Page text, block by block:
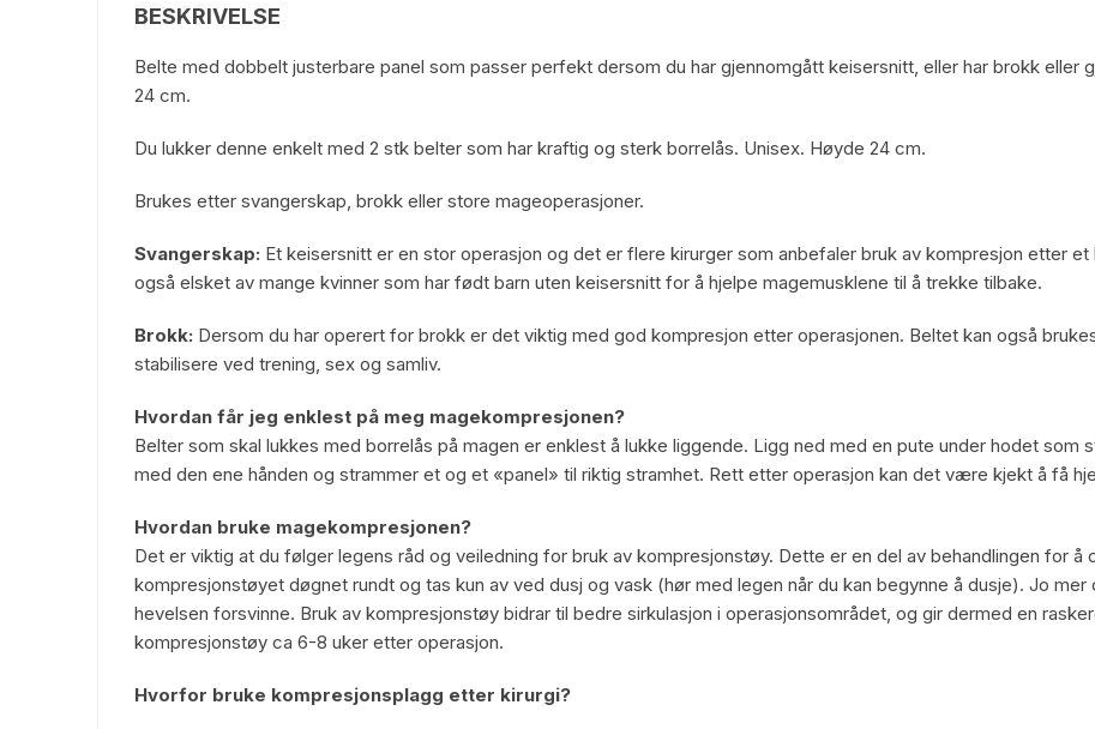
BESKRIVELSE
Belte med dobbelt justerbare panel som passer perfekt dersom du har gjennomgått keisersnitt, eller har brokk eller
24 cm.
Du lukker denne enkelt med 2 stk belter som har kraftig og sterk borrelås. Unisex. Høyde 24 cm.
Brukes etter svangerskap, brokk eller store mageoperasjoner.
Svangerskap: Et keisersnitt er en stor operasjon og det er flere kirurger som anbefaler bruk av kompresjon etter
også elsket av mange kvinner som har født barn uten keisersnitt for å hjelpe magemusklene til å trekke tilbake.
Brokk: Dersom du har operert for brokk er det viktig med god kompresjon etter operasjonen. Beltet kan også
stabilisere ved trening, sex og samliv.
Hvordan får jeg enklest på meg magekompresjonen?
Belter som skal lukkes med borrelås på magen er enklest å lukke liggende. Ligg ned med en pute under hodet
med den ene hånden og strammer et og et «panel» til riktig stramhet. Rett etter operasjon kan det være kjekt å få
Hvordan bruke magekompresjonen?
Det er viktig at du følger legens råd og veiledning for bruk av kompresjonstøy. Dette er en del av behandlingen for
kompresjonstøyet døgnet rundt og tas kun av ved dusj og vask (hør med legen når du kan begynne å dusje). Jo
hevelsen forsvinne. Bruk av kompresjonstøy bidrar til bedre sirkulasjon i operasjonsområdet, og gir dermed en
kompresjonstøy ca 6-8 uker etter operasjon.
Hvorfor bruke kompresjonsplagg etter kirurgi?